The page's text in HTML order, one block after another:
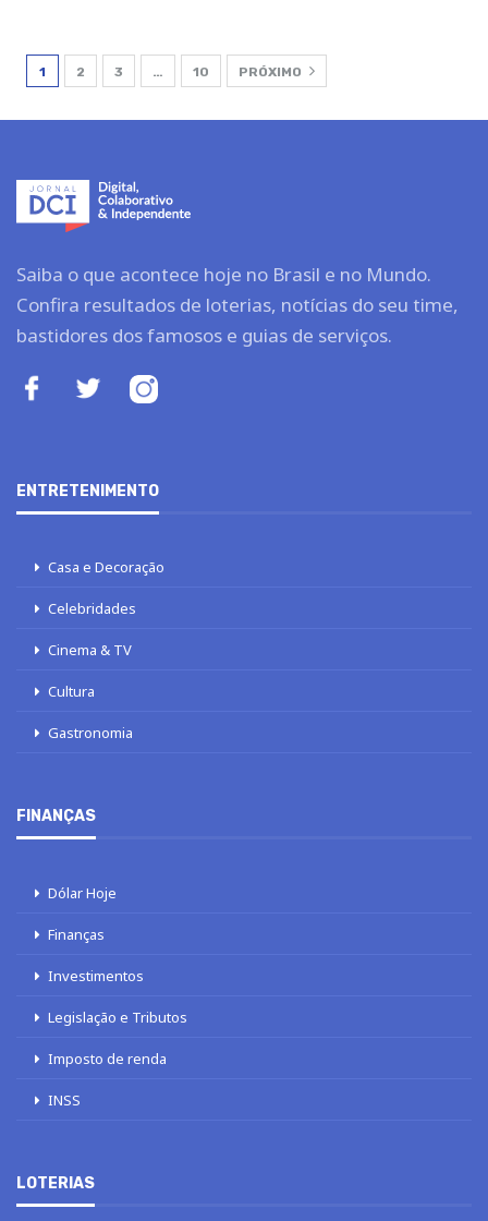
1 2 3 … 10 PRÓXIMO
Saiba o que acontece hoje no Brasil e no Mundo.
Confira resultados de loterias, notícias do seu time,
bastidores dos famosos e guias de serviços.
ENTRETENIMENTO
Casa e Decoração
Celebridades
Cinema & TV
Cultura
Gastronomia
FINANÇAS
Dólar Hoje
Finanças
Investimentos
Legislação e Tributos
Imposto de renda
INSS
LOTERIAS